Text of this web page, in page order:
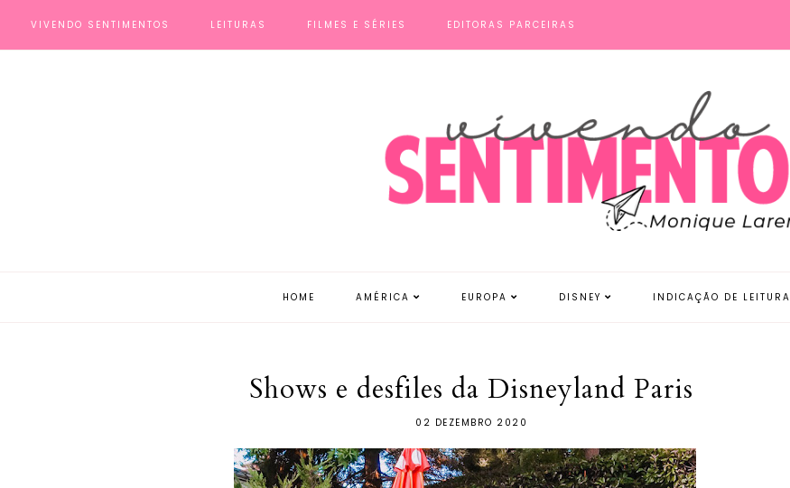
VIVENDO SENTIMENTOS LEITURAS FILMES E SÉRIES EDITORAS PARCEIRAS
HOME AMÉRICA EUROPA DISNEY INDICAÇÃO DE LEITURA
Shows e desfiles da Disneyland Paris
02 DEZEMBRO 2020